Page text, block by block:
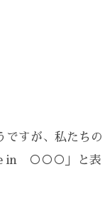
ですが、私たちの
in ○○○」と表